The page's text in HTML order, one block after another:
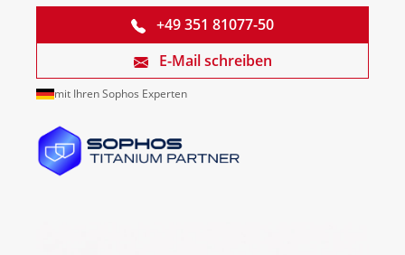
+49 351 81077-50
E-Mail schreiben
mit Ihren Sophos Experten